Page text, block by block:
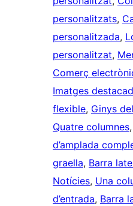
personalitzats,
personalitzada,
personalitzat,
Comerç
Imatges
flexible, Ginys
Quatre columnes,
d’amplada
graella, Barra
Notícies, Una
d’entrada, Barra